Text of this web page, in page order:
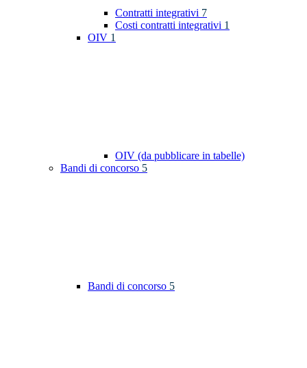
Contratti integrativi 7
Costi contratti integrativi 1
OIV 1
OIV (da pubblicare in tabelle)
Bandi di concorso 5
Bandi di concorso 5